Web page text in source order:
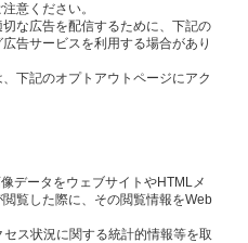
意ください。
な広告を配信するために、下記の
告サービスを利用する場合があり
下記のオプトアウトページにアク
データをウェブサイトやHTMLメ
覧した際に、その閲覧情報をWeb
ス状況に関する統計的情報等を取